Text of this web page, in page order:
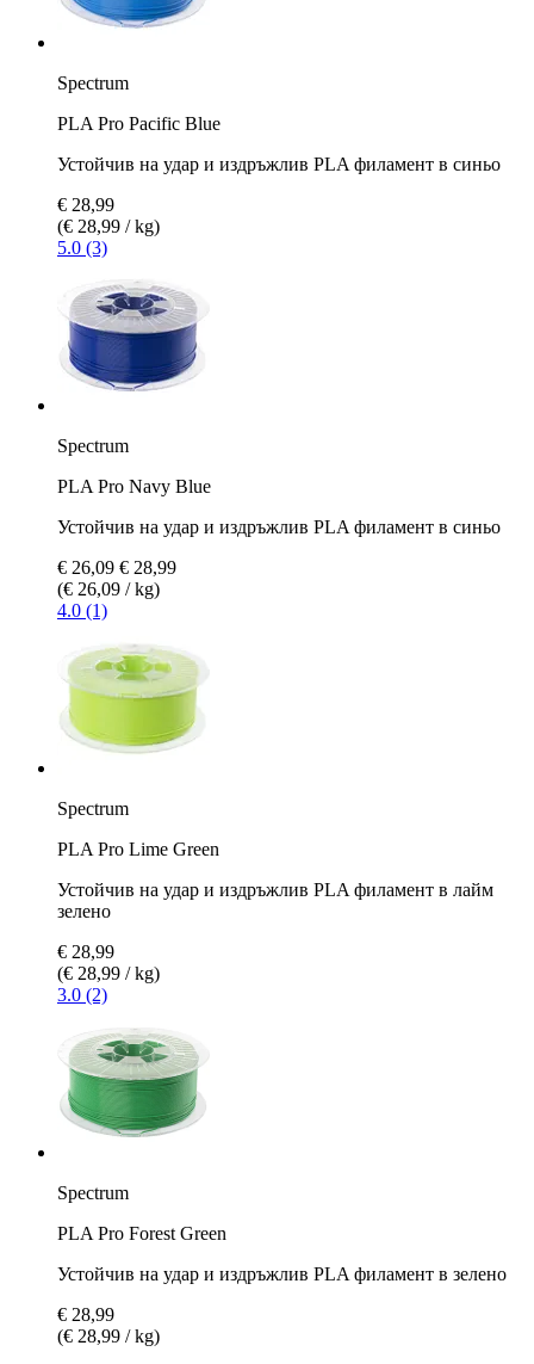
Spectrum
PLA Pro Pacific Blue
Устойчив на удар и издръжлив PLA филамент в синьо
€ 28,99
(€ 28,99 / kg)
5.0 (3)
Spectrum
PLA Pro Navy Blue
Устойчив на удар и издръжлив PLA филамент в синьо
€ 26,09 € 28,99
(€ 26,09 / kg)
4.0 (1)
Spectrum
PLA Pro Lime Green
Устойчив на удар и издръжлив PLA филамент в лайм
зелено
€ 28,99
(€ 28,99 / kg)
3.0 (2)
Spectrum
PLA Pro Forest Green
Устойчив на удар и издръжлив PLA филамент в зелено
€ 28,99
(€ 28,99 / kg)